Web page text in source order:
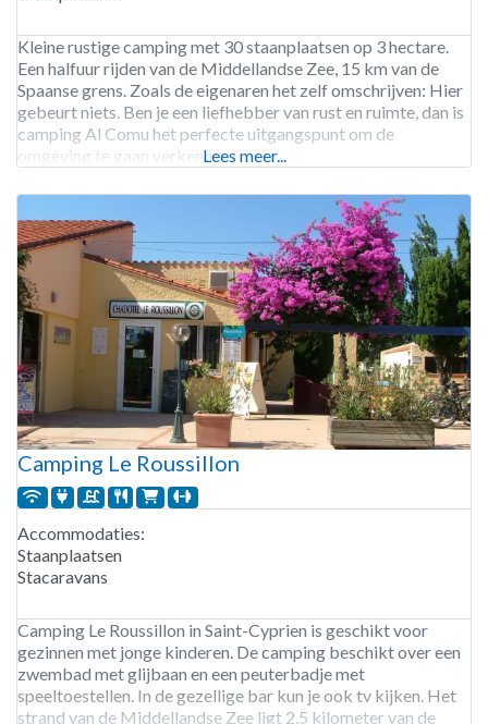
Kleine rustige camping met 30 staanplaatsen op 3 hectare.
Een halfuur rijden van de Middellandse Zee, 15 km van de
Spaanse grens. Zoals de eigenaren het zelf omschrijven: Hier
gebeurt niets. Ben je een liefhebber van rust en ruimte, dan is
camping Al Comu het perfecte uitgangspunt om de
omgeving te gaan verkennen.Lees meer...
Camping Le Roussillon
Accommodaties:
Staanplaatsen
Stacaravans
Camping Le Roussillon in Saint-Cyprien is geschikt voor
gezinnen met jonge kinderen. De camping beschikt over een
zwembad met glijbaan en een peuterbadje met
speeltoestellen. In de gezellige bar kun je ook tv kijken. Het
strand van de Middellandse Zee ligt 2,5 kilometer van de